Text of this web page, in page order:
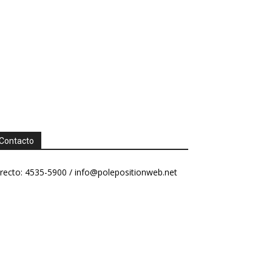
4535-5900 / info@polepositionweb.net